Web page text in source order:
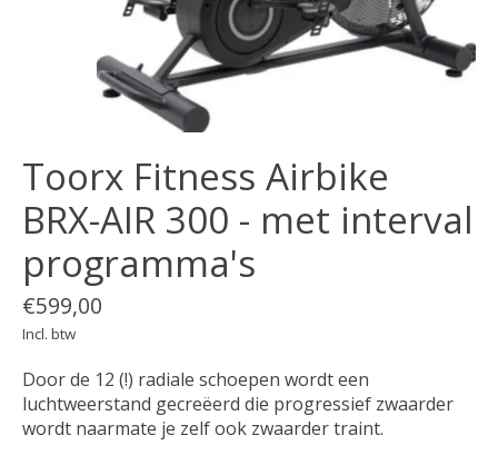
Toorx Fitness Airbike
BRX-AIR 300 - met interval
programma's
€599,00
Incl. btw
Door de 12 (!) radiale schoepen wordt een
luchtweerstand gecreëerd die progressief zwaarder
wordt naarmate je zelf ook zwaarder traint.